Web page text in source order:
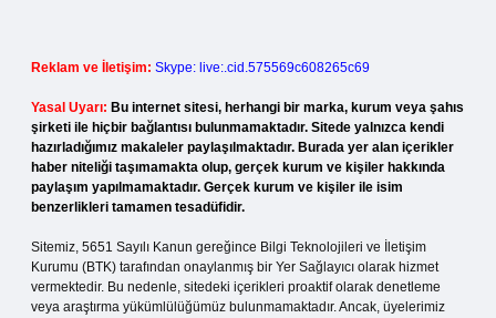
Reklam ve İletişim: Skype: live:.cid.575569c608265c69
Yasal Uyarı: Bu internet sitesi, herhangi bir marka, kurum veya şahıs
şirketi ile hiçbir bağlantısı bulunmamaktadır. Sitede yalnızca kendi
hazırladığımız makaleler paylaşılmaktadır. Burada yer alan içerikler
haber niteliği taşımamakta olup, gerçek kurum ve kişiler hakkında
paylaşım yapılmamaktadır. Gerçek kurum ve kişiler ile isim
benzerlikleri tamamen tesadüfidir.
Sitemiz, 5651 Sayılı Kanun gereğince Bilgi Teknolojileri ve İletişim
Kurumu (BTK) tarafından onaylanmış bir Yer Sağlayıcı olarak hizmet
vermektedir. Bu nedenle, sitedeki içerikleri proaktif olarak denetleme
veya araştırma yükümlülüğümüz bulunmamaktadır. Ancak, üyelerimiz